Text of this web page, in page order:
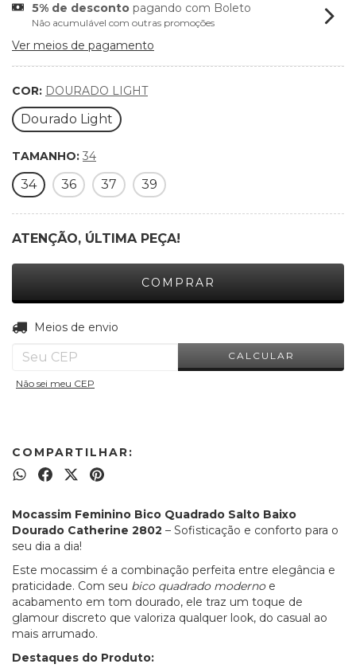
5% de desconto pagando com Boleto
Não acumulável com outras promoções
Ver meios de pagamento
COR: DOURADO LIGHT
Dourado Light
TAMANHO: 34
34 36 37 39
ATENÇÃO, ÚLTIMA PEÇA!
Entregas para o CEP:
Meios de envio
CALCULAR
Não sei meu CEP
COMPARTILHAR:
Mocassim Feminino Bico Quadrado Salto Baixo
Dourado Catherine 2802 – Sofisticação e conforto para o
seu dia a dia!
Este mocassim é a combinação perfeita entre elegância e
praticidade. Com seu bico quadrado modernoe
acabamento em tom dourado, ele traz um toque de
glamour discreto que valoriza qualquer look, do casual ao
mais arrumado.
Destaques do Produto: